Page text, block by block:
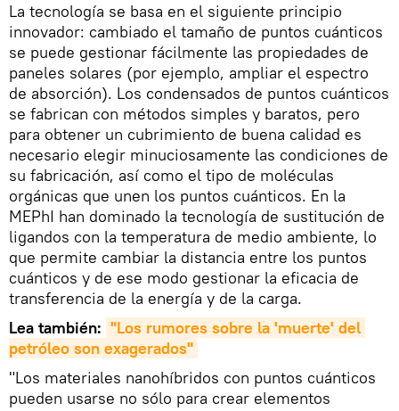
La tecnología se basa en el siguiente principio
innovador: cambiado el tamaño de puntos cuánticos
se puede gestionar fácilmente las propiedades de
paneles solares (por ejemplo, ampliar el espectro
de absorción). Los condensados de puntos cuánticos
se fabrican con métodos simples y baratos, pero
para obtener un cubrimiento de buena calidad es
necesario elegir minuciosamente las condiciones de
su fabricación, así como el tipo de moléculas
orgánicas que unen los puntos cuánticos. En la
MEPhI han dominado la tecnología de sustitución de
ligandos con la temperatura de medio ambiente, lo
que permite cambiar la distancia entre los puntos
cuánticos y de ese modo gestionar la eficacia de
transferencia de la energía y de la carga.
Lea también: "Los rumores sobre la 'muerte' del
petróleo son exagerados"
"Los materiales nanohíbridos con puntos cuánticos
pueden usarse no sólo para crear elementos